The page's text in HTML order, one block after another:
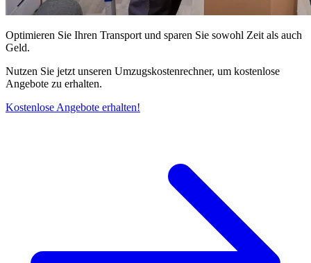
Optimieren Sie Ihren Transport und sparen Sie sowohl Zeit als auch
Geld.
Nutzen Sie jetzt unseren Umzugskostenrechner, um kostenlose
Angebote zu erhalten.
Kostenlose Angebote erhalten!